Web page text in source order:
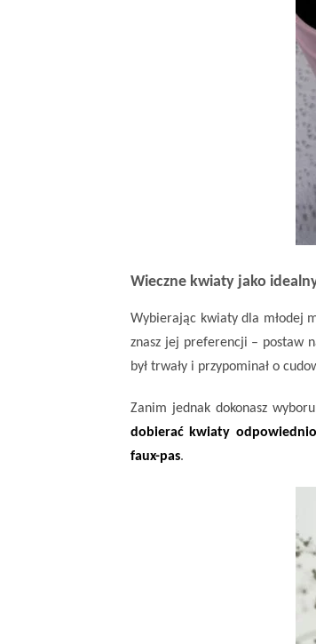
Wieczne kwiaty jako
Wybierając kwiaty dla młodej
znasz jej preferencji – postaw
był trwały i przypominał o
Zanim jednak dokonasz
dobierać kwiaty
faux-pas.